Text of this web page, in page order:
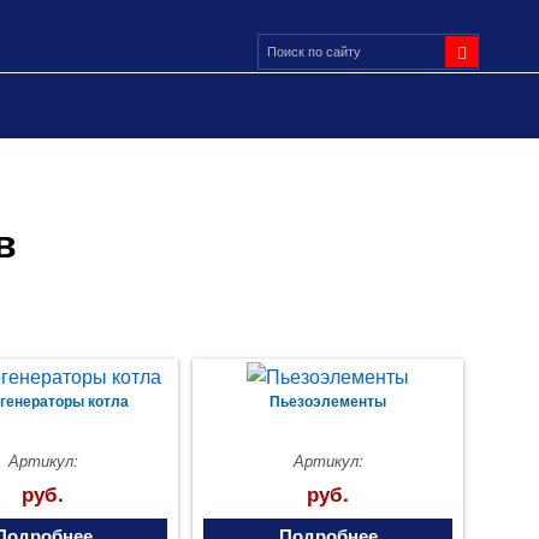
котла
Артикул:
руб.
Пьезоэлементы
Артикул:
руб.